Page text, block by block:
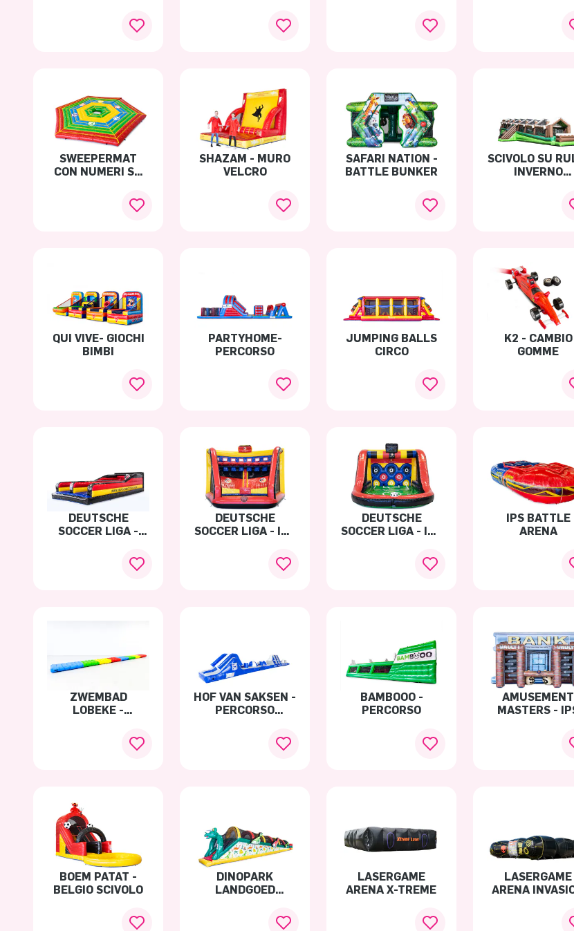
SWEEPERMAT
CON NUMERI SU
SHAZAM - MURO
VELCRO
SAFARI NATION -
BATTLE BUNKER
SCIVOLO SU
INVERNO
QUI VIVE- GIOCHI
BIMBI
PARTYHOME-
PERCORSO
JUMPING BALLS
CIRCO
K2 - CAMBIO
GOMME
DEUTSCHE
SOCCER LIGA -
DEUTSCHE
SOCCER LIGA - IPS
DEUTSCHE
SOCCER LIGA - IPS
IPS BATTLE
ARENA
ZWEMBAD
LOBEKE -
ACQUATICO
HOF VAN SAKSEN -
PERCORSO
BAMBOOO -
PERCORSO
AMUSEMENT
MASTERS -
BOEM PATAT -
BELGIO SCIVOLO
DINOPARK
LANDGOED
LASERGAME
ARENA X-TREME
LASERGAME
ARENA